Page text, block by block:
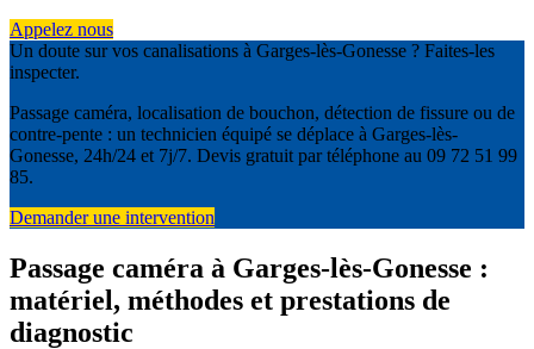
Appelez nous
Un doute sur vos canalisations à Garges-lès-Gonesse ? Faites-les
inspecter.
Passage caméra, localisation de bouchon, détection de fissure ou de
contre-pente : un technicien équipé se déplace à Garges-lès-
Gonesse, 24h/24 et 7j/7. Devis gratuit par téléphone au 09 72 51 99
85.
Demander une intervention
Passage caméra à Garges-lès-Gonesse :
matériel, méthodes et prestations de
diagnostic